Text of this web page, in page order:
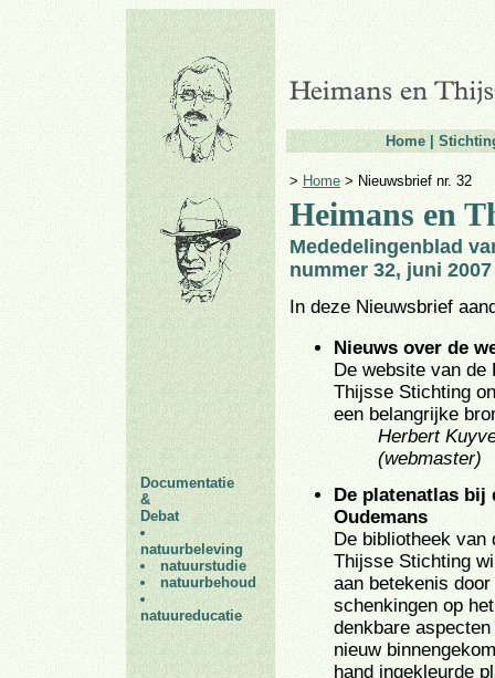
Documentatie
&
Debat
natuurbeleving
natuurstudie
natuurbehoud
natuureducatie
Home|